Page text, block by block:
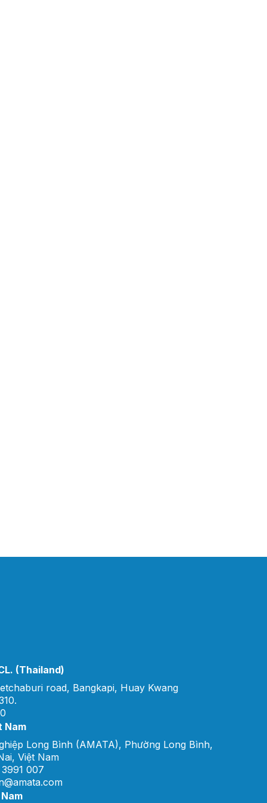
(Thailand)
road, Bangkapi, Huay Kwang
Nam
Long Bình (AMATA), Phường Long Bình,
Việt Nam
007